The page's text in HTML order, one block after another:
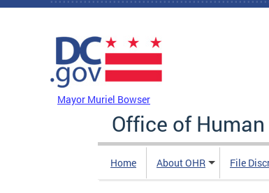
Skip to main content
Mayor Muriel Bowser
Office of
Home About OHR File